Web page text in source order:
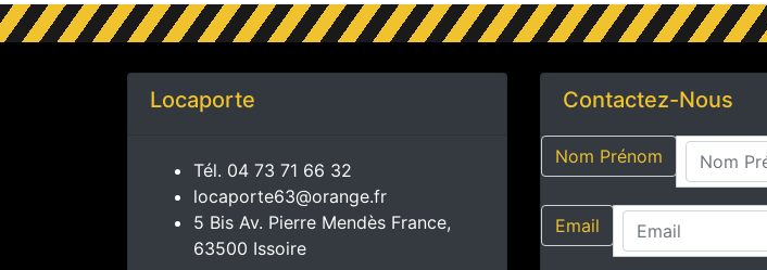
Locaporte
Tél. 04 73 71 66 32
locaporte63@orange.fr
5 Bis Av. Pierre Mendès France,
63500 Issoire
Contactez-Nous
Nom Prénom
Email